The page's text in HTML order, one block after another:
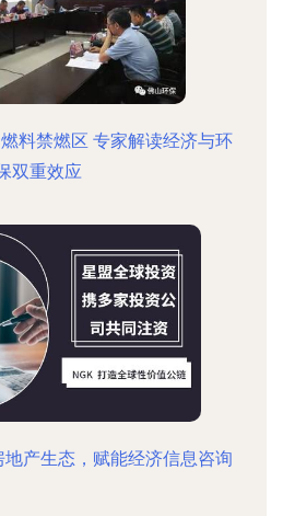
料禁燃区 专家解读经济与环
双重效应
地产生态，赋能经济信息咨询